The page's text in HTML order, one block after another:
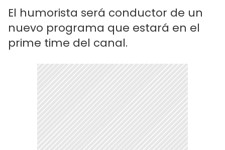
El humorista será conductor de un
nuevo programa que estará en el
prime time del canal.